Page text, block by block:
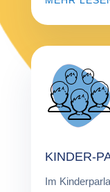
KINDER-
Im